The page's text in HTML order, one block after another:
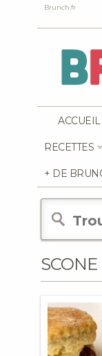
Brunch.fr
ACCUEIL
RECETTES
+ DE
SCONE